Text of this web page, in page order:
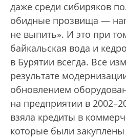
даже среди сибиряков
обидные прозвища —
не выпить». И это при
байкальская вода и
в Бурятии всегда. Все
результате
обновлением
на предприятии в
взяла кредиты в
которые были